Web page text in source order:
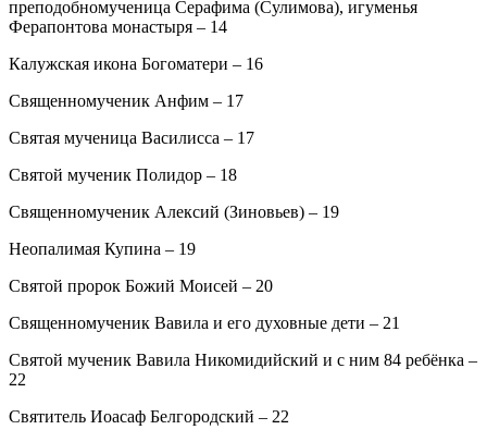
преподобномученица Серафима (Сулимова), игуменья
Ферапонтова монастыря – 14
Калужская икона Богоматери – 16
Священномученик Анфим – 17
Святая мученица Василисса – 17
Святой мученик Полидор – 18
Священномученик Алексий (Зиновьев) – 19
Неопалимая Купина – 19
Святой пророк Божий Моисей – 20
Священномученик Вавила и его духовные дети – 21
Святой мученик Вавила Никомидийский и с ним 84 ребёнка –
22
Святитель Иоасаф Белгородский – 22